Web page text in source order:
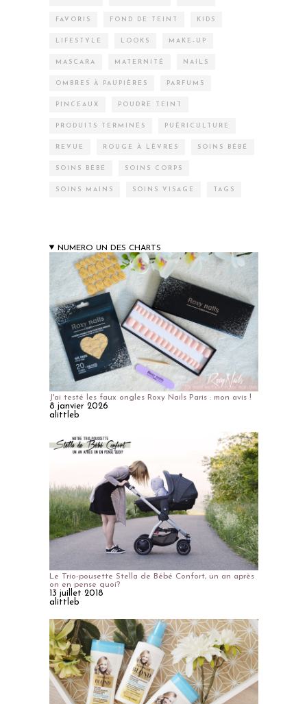
FAVORIS FOND DE TEINT KIDS
LIFESTYLE LOOKS MAKE-UP
MASCARA MATERNITÉ NAILS
OMBRES À PAUPIÈRES PARFUMS
PINCEAUX POUDRE TEINT
PRODUITS TERMINÉS PUÉRICULTURE
REVUE ROUGE À LÈVRES SOINS BÉBÉ
SOINS BÉBÉ SOINS CORPS
SOINS MAINS SOINS VISAGE TAGS
NUMERO UN DES CHARTS
J'ai testé les faux ongles Roxy Nails Paris : mon avis !
8 janvier 2026
alittleb
Le Trio-pousette Stella de Bébé Confort, un an après
on en pense quoi?
13 juillet 2018
alittleb